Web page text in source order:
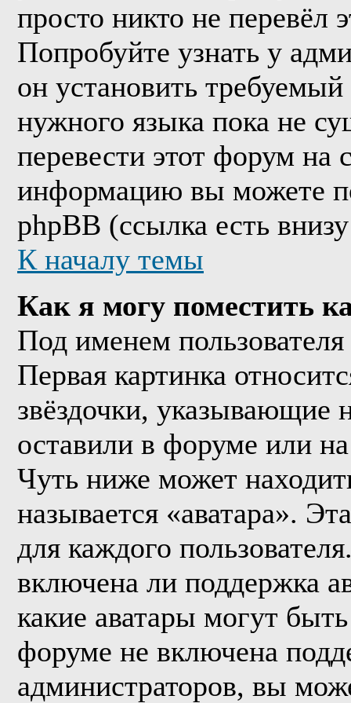
просто никто не перевёл
Попробуйте узнать у
он установить
нужного языка пока не
перевести этот форум
информацию вы можете
phpBB (ссылка есть
К началу темы
Как я могу поместить
Под именем
Первая картинка
звёздочки, указывающие
оставили в форуме или
Чуть ниже может
называется «аватара».
для каждого
включена ли поддержка
какие аватары могут
форуме не включена
администраторов, вы